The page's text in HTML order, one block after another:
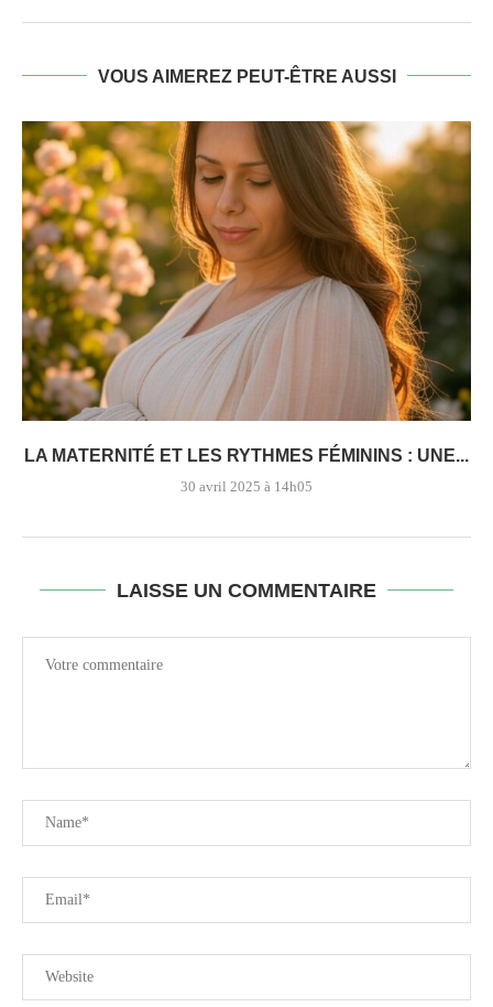
VOUS AIMEREZ PEUT-ÊTRE AUSSI
LA MATERNITÉ ET LES RYTHMES FÉMININS : UNE...
30 avril 2025 à 14h05
LAISSE UN COMMENTAIRE